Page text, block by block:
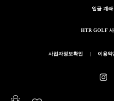
입금 계
HTR GOLF
사업자정보확인 | 이용약